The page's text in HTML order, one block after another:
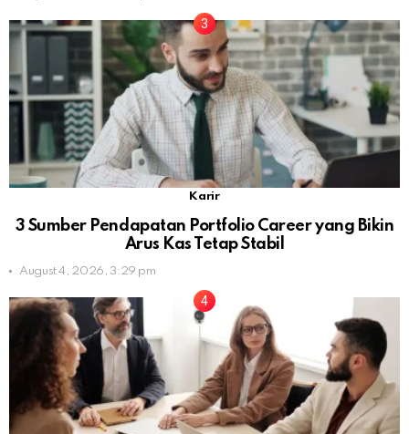
Karir
3 Sumber Pendapatan Portfolio Career yang Bikin
Arus Kas Tetap Stabil
August 4, 2026, 3:29 pm